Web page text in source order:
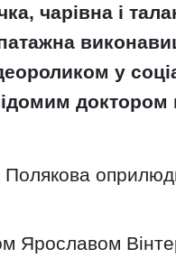
чарівна і
у
доктором
Полякова
Ярославом